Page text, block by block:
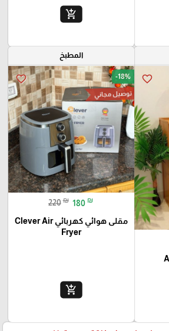
add_shopping_cart
favorite_border
المطبخ
favorite_border -18%
توصيل مجاني
220 ₪ 180 ₪
مقلى هوائي كهربائي Clever Air
Fryer
add_shopping_cart